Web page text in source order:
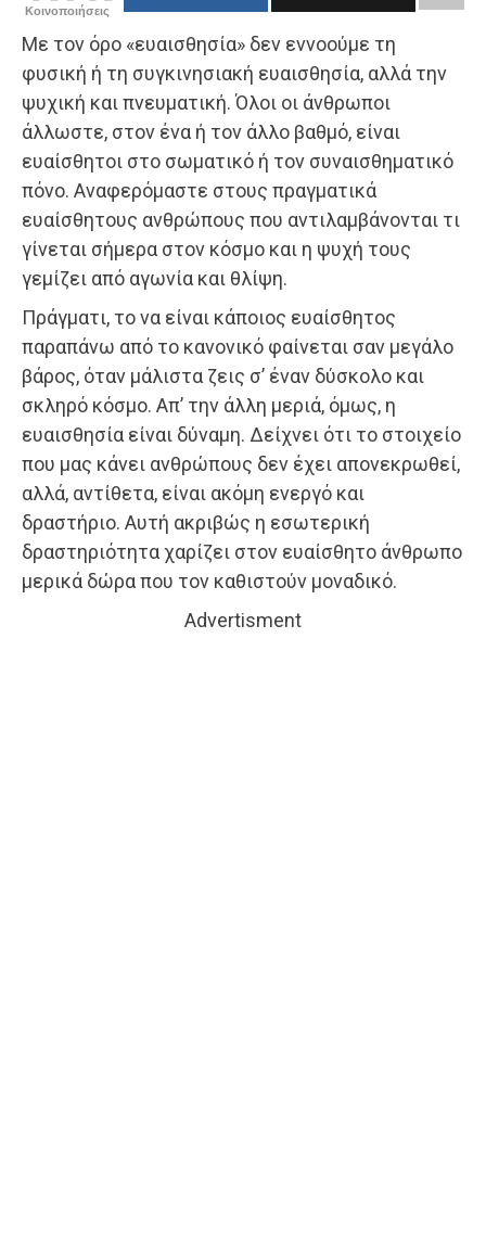
Κοινοποιήσεις
Με τον όρο «ευαισθησία» δεν εννοούμε τη
φυσική ή τη συγκινησιακή ευαισθησία, αλλά την
ψυχική και πνευματική. Όλοι οι άνθρωποι
άλλωστε, στον ένα ή τον άλλο βαθμό, είναι
ευαίσθητοι στο σωματικό ή τον συναισθηματικό
πόνο. Αναφερόμαστε στους πραγματικά
ευαίσθητους ανθρώπους που αντιλαμβάνονται τι
γίνεται σήμερα στον κόσμο και η ψυχή τους
γεμίζει από αγωνία και θλίψη.
Πράγματι, το να είναι κάποιος ευαίσθητος
παραπάνω από το κανονικό φαίνεται σαν μεγάλο
βάρος, όταν μάλιστα ζεις σ’ έναν δύσκολο και
σκληρό κόσμο. Απ’ την άλλη μεριά, όμως, η
ευαισθησία είναι δύναμη. Δείχνει ότι το στοιχείο
που μας κάνει ανθρώπους δεν έχει απονεκρωθεί,
αλλά, αντίθετα, είναι ακόμη ενεργό και
δραστήριο. Αυτή ακριβώς η εσωτερική
δραστηριότητα χαρίζει στον ευαίσθητο άνθρωπο
μερικά δώρα που τον καθιστούν μοναδικό.
Advertisment